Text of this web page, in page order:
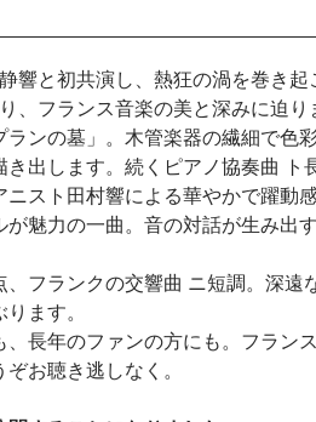
響と初共演し、熱狂の渦を巻き起
、フランス音楽の美と深みに迫り
ンの墓」。木管楽器の繊細で色
出します。続くピアノ協奏曲 ト
スト田村響による華やかで躍動
魅力の一曲。音の対話が生み出
フランクの交響曲 ニ短調。深遠
ます。
長年のファンの方にも。フラン
お聴き逃しなく。